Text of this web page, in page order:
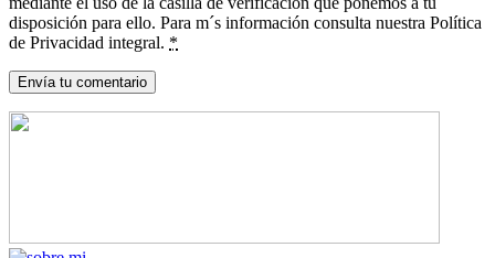
disposición para ello. Para m´s información consulta nuestra Política
de Privacidad integral. *